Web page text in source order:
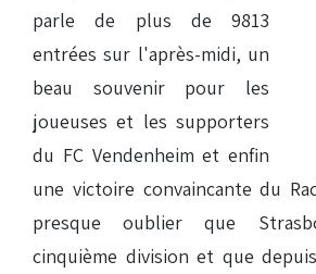
parle de plus de 9813
entrées sur l'après-midi, un
beau souvenir pour les
joueuses et les supporters
du FC Vendenheim et enfin
une victoire convaincante du
presque oublier que
cinquième division et que